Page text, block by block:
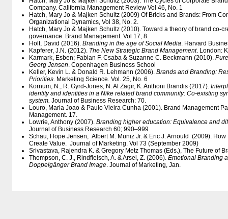
Company. California Management Review Vol 46, No. 1
Hatch, Mary Jo & Majken Schultz (2009) Of Bricks and Brands: From
Organizational Dynamics, Vol 38, No. 2.
Hatch, Mary Jo & Majken Schultz (2010). Toward a theory of brand co-
governance. Brand Management. Vol 17, 8.
Holt, David (2016). Branding in the age of Social Media. Harvard
Kapferer, J.N. (2012). The New Strategic Brand Management. London:
Karmark, Esben; Fabian F. Csaba & Suzanne C. Beckmann (2010).
Georg Jensen. Copenhagen Business School
Keller, Kevin L. & Donald R. Lehmann (2006). Brands and Branding:
Priorities. Marketing Science. Vol. 25, No. 6
Kornum, N., R. Gyrd-Jones, N. Al Zagir, K. Anthoni Brandis (2017).
identity and identities in a Nike related brand community: Co-existing
system. Journal of Business Research: 70.
Louro, Maria Joao & Paulo Vieira Cunha (2001). Brand Management
Management. 17.
Lowrie, Anthony (2007). Branding higher education: Equivalence and
Journal of Business Research 60; 990–999
Schau, Hope Jensen, Albert M. Muniz Jr. & Eric J. Arnould (2009).
Create Value. Journal of Marketing. Vol 73 (September 2009)
Srivastava, Rajendra K. & Gregory Metz Thomas (Eds.), The Future of
Thompson, C. J., Rindfleisch, A. & Arsel, Z. (2006). Emotional Branding
Doppelgänger Brand Image. Journal of Marketing, Jan.